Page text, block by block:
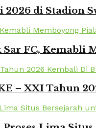
2026 di Stadion
FC, Kemabli
– XXI Tahun